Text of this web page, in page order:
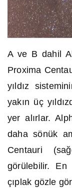
A ve B dahil
Proxima
yıldız
yakın üç
yer alırlar.
daha sönük
Centauri
görülebilir.
çıplak gözle